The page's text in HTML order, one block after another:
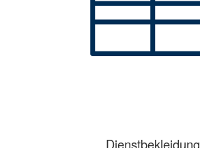
Dienstbekleidung